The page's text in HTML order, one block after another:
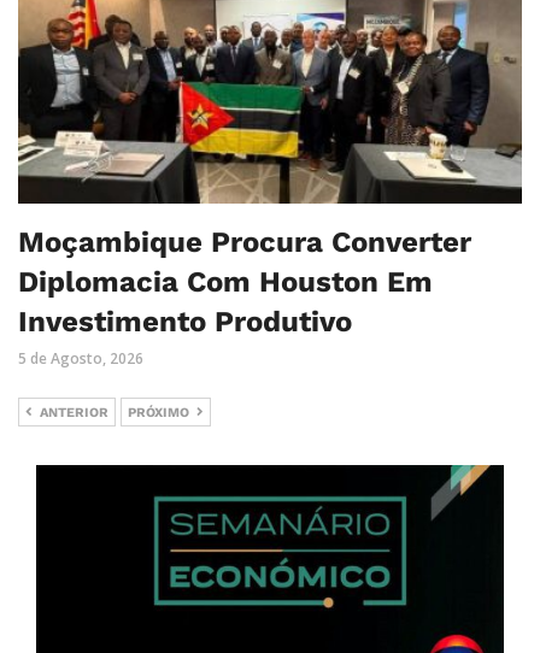
Moçambique Procura Converter
Diplomacia Com Houston Em
Investimento Produtivo
5 de Agosto, 2026
ANTERIOR PRÓXIMO